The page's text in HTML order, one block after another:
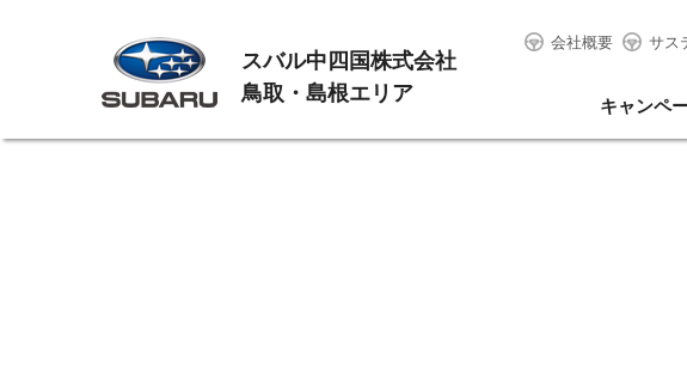
スバル中四国株式会社
鳥取・島根エリア
会社概要 サス
キャンペ